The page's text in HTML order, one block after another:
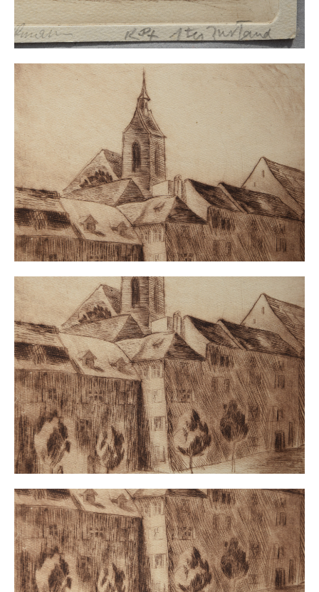
Datenschutz
AGB
Widerruf